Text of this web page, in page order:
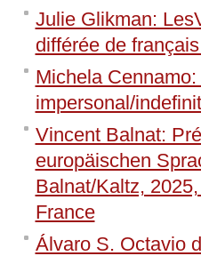
Julie Glikman:
différée de
Michela
impersonal/
Vincent Balnat:
europäischen
Balnat/Kaltz,
France
Álvaro S. Octavio